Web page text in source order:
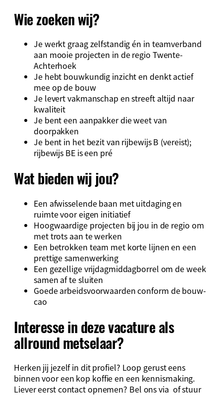
Wie zoeken wij?
Je werkt graag zelfstandig én in teamverband
aan mooie projecten in de regio Twente-
Achterhoek
Je hebt bouwkundig inzicht en denkt actief
mee op de bouw
Je levert vakmanschap en streeft altijd naar
kwaliteit
Je bent een aanpakker die weet van
doorpakken
Je bent in het bezit van rijbewijs B (vereist);
rijbewijs BE is een pré
Wat bieden wij jou?
Een afwisselende baan met uitdaging en
ruimte voor eigen initiatief
Hoogwaardige projecten bij jou in de regio om
met trots aan te werken
Een betrokken team met korte lijnen en een
prettige samenwerking
Een gezellige vrijdagmiddagborrel om de week
samen af te sluiten
Goede arbeidsvoorwaarden conform de bouw-
cao
Interesse in deze vacature als
allround metselaar?
Herken jij jezelf in dit profiel? Loop gerust eens
binnen voor een kop koffie en een kennismaking.
Liever eerst contact opnemen? Bel ons via of stuur